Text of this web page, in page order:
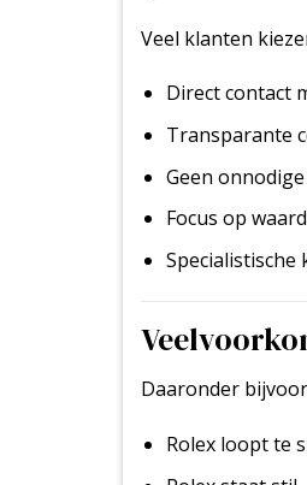
Veel klanten
Direct contact
Transparante
Geen
Focus op
Specialistische
Daaronder
Rolex loopt te